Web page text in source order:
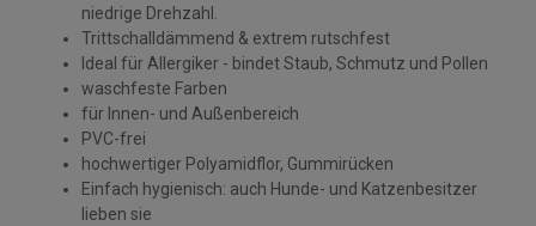
niedrige Drehzahl.
Trittschalldämmend & extrem rutschfest
Ideal für Allergiker - bindet Staub, Schmutz und Pollen
waschfeste Farben
für Innen- und Außenbereich
PVC-frei
hochwertiger Polyamidflor, Gummirücken
Einfach hygienisch: auch Hunde- und Katzenbesitzer
lieben sie